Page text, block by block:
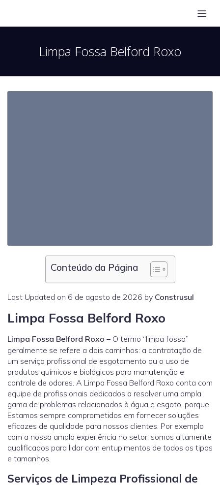
Limpa Fossa Belford Roxo
Conteúdo da Página
Last Updated on 6 de agosto de 2026 by Construsul
Limpa Fossa Belford Roxo
Limpa Fossa Belford Roxo – O termo “limpa fossa”
geralmente se refere a dois caminhos: a contratação de
um serviço profissional de esgotamento ou o uso de
produtos químicos e biológicos para manutenção e
controle de odores. A Limpa Fossa Belford Roxo conta com
equipe de profissionais dedicados a resolver uma ampla
gama de problemas relacionados à água e esgoto, porque
Estamos sempre comprometidos em fornecer soluções
eficazes de qualidade para nossos clientes. Por exemplo
com a nossa ampla experiência no setor, somos altamente
qualificados para lidar com entupimentos de todos os tipos
e tamanhos.
Serviços de Limpeza Profissional de